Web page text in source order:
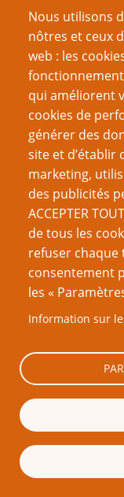
capacités
destruction
mais il
seulement
Après avoir
commença
monde, les
amoraux et
aussi et
avec qui
qui usait de
obtenir des
il faisait
reviendra
prochaine
au début a
mais qui
sympathie
méchant
Nous utilisons
nôtres et ceux
web : les
qui améliorent
cookies de
générer des
site et d’établir
marketing,
des publicités
ACCEPTER
de tous les
refuser
consentement
les «
Information sur